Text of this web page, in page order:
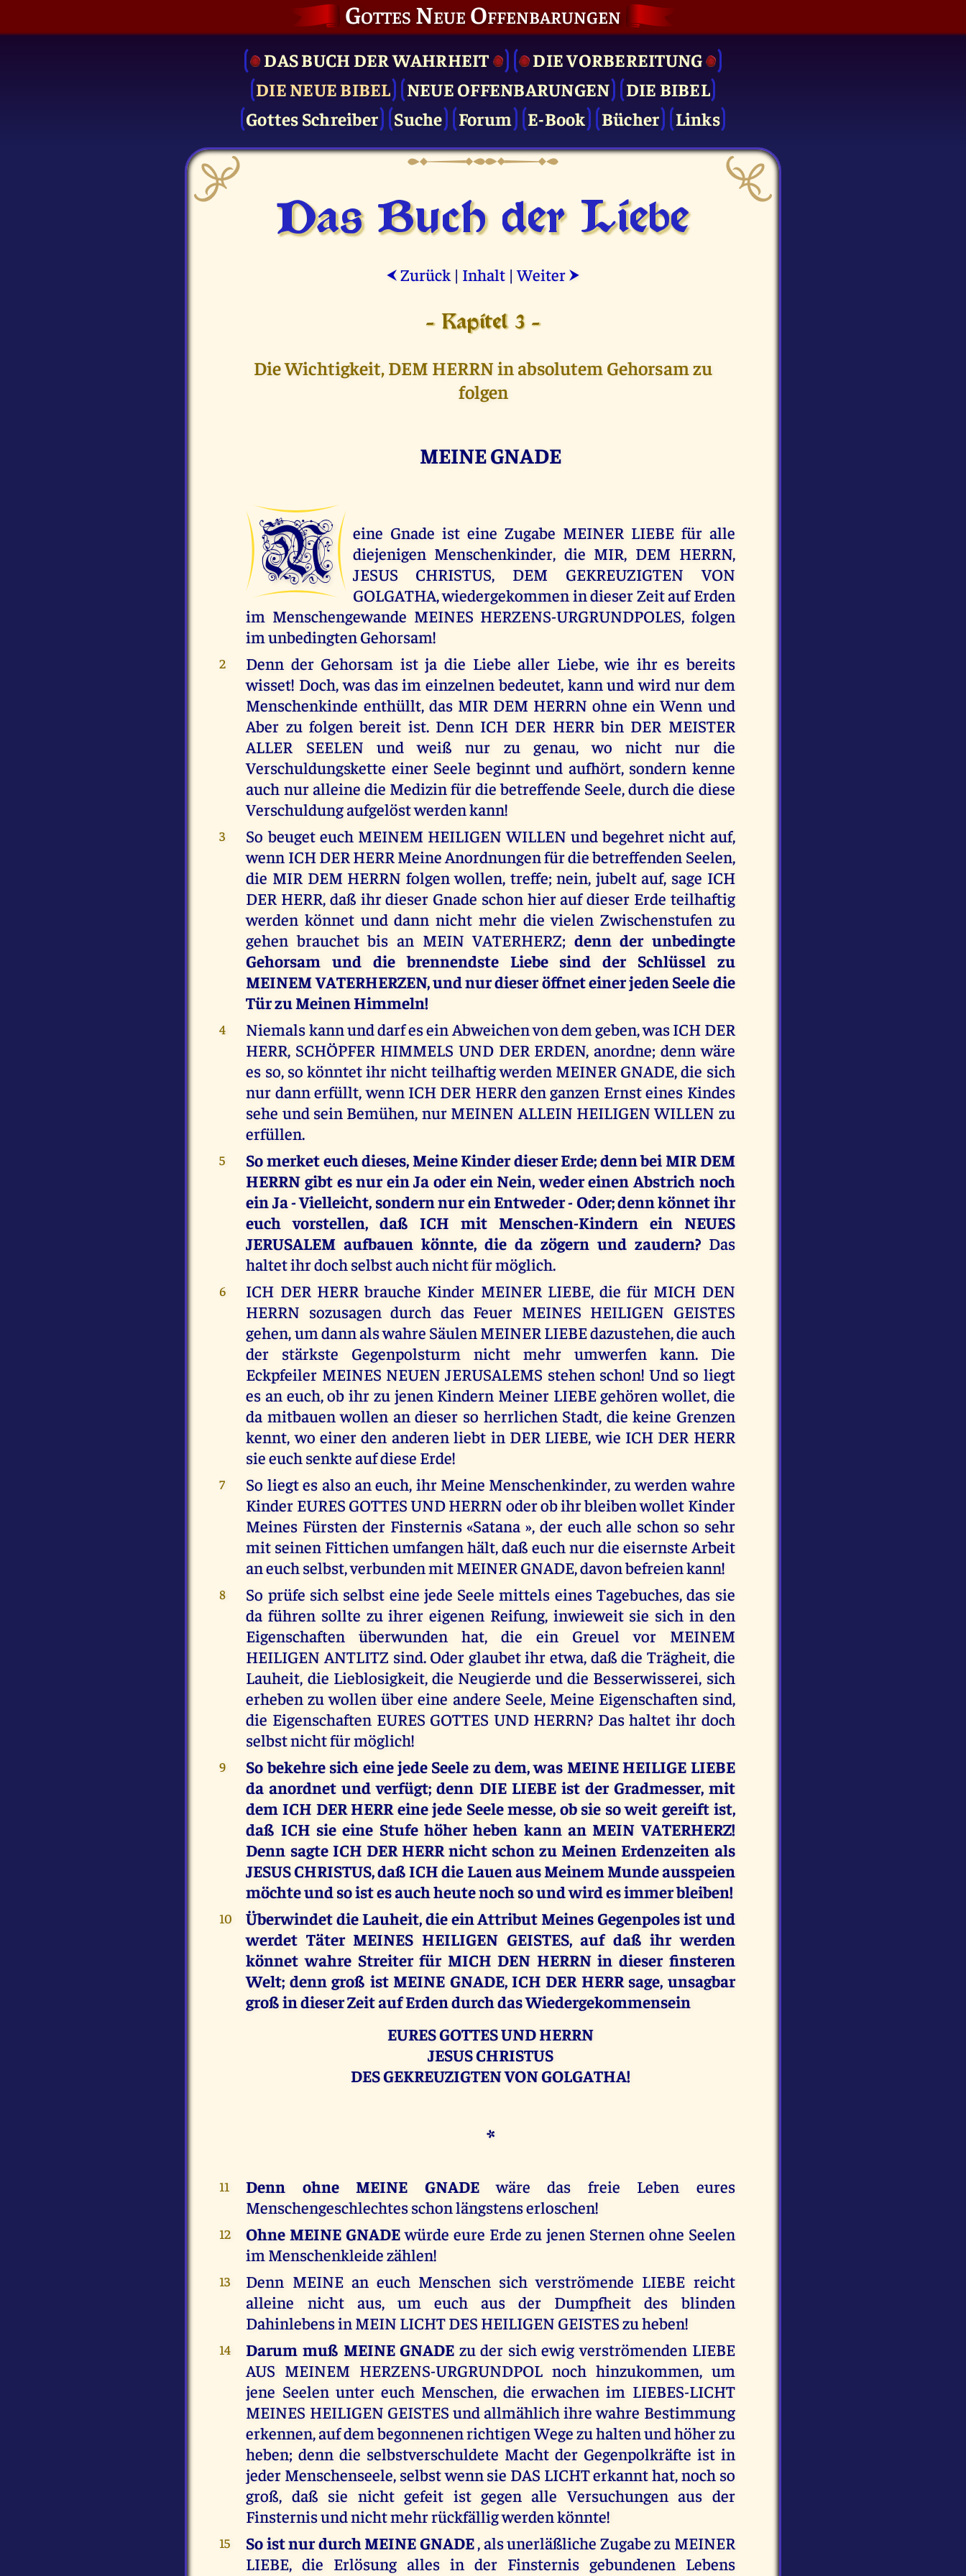
Gottes Neue Offenbarungen
DAS BUCH DER WAHRHEIT
DIE VOR­BEREITUNG
DIE NEUE BIBEL
NEUE OFFENBARUNGEN
DIE BIBEL
Gottes Schreiber
Suche Forum E-Book Bücher Links
Das Buch der Liebe
⮜ Zurück | Inhalt |Weiter ⮞
- Kapitel 3 -
Die Wichtigkeit, DEM HERRN in absolutem Gehorsam zu
folgen
MEINE GNADE
M
eine Gnade ist eine Zugabe MEINER LIEBE für alle
diejenigen Menschenkinder, die MIR, DEM HERRN,
JESUS CHRISTUS, DEM GEKREUZIGTEN VON
GOLGATHA, wiedergekommen in dieser Zeit auf Erden
im Menschengewande MEINES HERZENS-URGRUNDPOLES, folgen
im unbedingten Gehorsam!
2
Denn der Gehorsam ist ja die Liebe aller Liebe, wie ihr es bereits
wisset! Doch, was das im einzelnen bedeutet, kann und wird nur dem
Menschenkinde enthüllt, das MIR DEM HERRN ohne ein Wenn und
Aber zu folgen bereit ist. Denn ICH DER HERR bin DER MEISTER
ALLER SEELEN und weiß nur zu genau, wo nicht nur die
Verschuldungskette einer Seele beginnt und aufhört, sondern kenne
auch nur alleine die Medizin für die betreffende Seele, durch die diese
Verschuldung aufgelöst werden kann!
3
So beuget euch MEINEM HEILIGEN WILLEN und begehret nicht auf,
wenn ICH DER HERR Meine Anordnungen für die betreffenden Seelen,
die MIR DEM HERRN folgen wollen, treffe; nein, jubelt auf, sage ICH
DER HERR, daß ihr dieser Gnade schon hier auf dieser Erde teilhaftig
werden könnet und dann nicht mehr die vielen Zwischenstufen zu
gehen brauchet bis an MEIN VATERHERZ; denn der unbedingte
Gehorsam und die brennendste Liebe sind der Schlüssel zu
MEINEM VATERHERZEN, und nur dieser öffnet einer jeden Seele die
Tür zu Meinen Himmeln!
4
Niemals kann und darf es ein Abweichen von dem geben, was ICH DER
HERR, SCHÖPFER HIMMELS UND DER ERDEN, anordne; denn wäre
es so, so könntet ihr nicht teilhaftig werden MEINER GNADE, die sich
nur dann erfüllt, wenn ICH DER HERR den ganzen Ernst eines Kindes
sehe und sein Bemühen, nur MEINEN ALLEIN HEILIGEN WILLEN zu
erfüllen.
5
So merket euch dieses, Meine Kinder dieser Erde; denn bei MIR DEM
HERRN gibt es nur ein Ja oder ein Nein, weder einen Abstrich noch
ein Ja - Vielleicht, sondern nur ein Entweder - Oder; denn könnet ihr
euch vorstellen, daß ICH mit Menschen-Kindern ein NEUES
JERUSALEM aufbauen könnte, die da zögern und zaudern? Das
haltet ihr doch selbst auch nicht für möglich.
6
ICH DER HERR brauche Kinder MEINER LIEBE, die für MICH DEN
HERRN sozusagen durch das Feuer MEINES HEILIGEN GEISTES
gehen, um dann als wahre Säulen MEINER LIEBE dazustehen, die auch
der stärkste Gegenpolsturm nicht mehr umwerfen kann. Die
Eckpfeiler MEINES NEUEN JERUSALEMS stehen schon! Und so liegt
es an euch, ob ihr zu jenen Kindern Meiner LIEBE gehören wollet, die
da mitbauen wollen an dieser so herrlichen Stadt, die keine Grenzen
kennt, wo einer den anderen liebt in DER LIEBE, wie ICH DER HERR
sie euch senkte auf diese Erde!
7
So liegt es also an euch, ihr Meine Menschenkinder, zu werden wahre
Kinder EURES GOTTES UND HERRN oder ob ihr bleiben wollet Kinder
Meines Fürsten der Finsternis «Satana », der euch alle schon so sehr
mit seinen Fittichen umfangen hält, daß euch nur die eisernste Arbeit
an euch selbst, verbunden mit MEINER GNADE, davon befreien kann!
8
So prüfe sich selbst eine jede Seele mittels eines Tagebuches, das sie
da führen sollte zu ihrer eigenen Reifung, inwieweit sie sich in den
Eigenschaften überwunden hat, die ein Greuel vor MEINEM
HEILIGEN ANTLITZ sind. Oder glaubet ihr etwa, daß die Trägheit, die
Lauheit, die Lieblosigkeit, die Neugierde und die Besserwisserei, sich
erheben zu wollen über eine andere Seele, Meine Eigenschaften sind,
die Eigenschaften EURES GOTTES UND HERRN? Das haltet ihr doch
selbst nicht für möglich!
9
So bekehre sich eine jede Seele zu dem, was MEINE HEILIGE LIEBE
da anordnet und verfügt; denn DIE LIEBE ist der Gradmesser, mit
dem ICH DER HERR eine jede Seele messe, ob sie so weit gereift ist,
daß ICH sie eine Stufe höher heben kann an MEIN VATERHERZ!
Denn sagte ICH DER HERR nicht schon zu Meinen Erdenzeiten als
JESUS CHRISTUS, daß ICH die Lauen aus Meinem Munde ausspeien
möchte und so ist es auch heute noch so und wird es immer bleiben!
10
Überwindet die Lauheit, die ein Attribut Meines Gegenpoles ist und
werdet Täter MEINES HEILIGEN GEISTES, auf daß ihr werden
könnet wahre Streiter für MICH DEN HERRN in dieser finsteren
Welt; denn groß ist MEINE GNADE, ICH DER HERR sage, unsagbar
groß in dieser Zeit auf Erden durch das Wiedergekommensein
EURES GOTTES UND HERRN
JESUS CHRISTUS
DES GEKREUZIGTEN VON GOLGATHA!
*
11 Denn ohne MEINE GNADEwäre das freie Leben eures
Menschengeschlechtes schon längstens erloschen!
12 Ohne MEINE GNADEwürde eure Erde zu jenen Sternen ohne Seelen
im Menschenkleide zählen!
13
Denn MEINE an euch Menschen sich verströmende LIEBE reicht
alleine nicht aus, um euch aus der Dumpfheit des blinden
Dahinlebens in MEIN LICHT DES HEILIGEN GEISTES zu heben!
14 Darum muß MEINE GNADE zu der sich ewig verströmenden LIEBE
AUS MEINEM HERZENS-URGRUNDPOL noch hinzukommen, um
jene Seelen unter euch Menschen, die erwachen im LIEBES-LICHT
MEINES HEILIGEN GEISTES und allmählich ihre wahre Bestimmung
erkennen, auf dem begonnenen richtigen Wege zu halten und höher zu
heben; denn die selbstverschuldete Macht der Gegenpolkräfte ist in
jeder Menschenseele, selbst wenn sie DAS LICHT erkannt hat, noch so
groß, daß sie nicht gefeit ist gegen alle Versuchungen aus der
Finsternis und nicht mehr rückfällig werden könnte!
15 So ist nur durch MEINE GNADE, als unerläßliche Zugabe zu MEINER
LIEBE, die Erlösung alles in der Finsternis gebundenen Lebens